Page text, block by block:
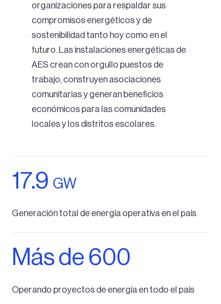
organizaciones para respaldar sus
compromisos energéticos y de
sostenibilidad tanto hoy como en el
futuro. Las instalaciones energéticas de
AES crean con orgullo puestos de
trabajo, construyen asociaciones
comunitarias y generan beneficios
económicos para las comunidades
locales y los distritos escolares.
17.9 GW
Generación total de energía operativa en el país
Más de 600
Operando proyectos de energía en todo el país